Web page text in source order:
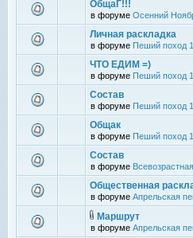
ОбщаГ!!!
в форуме Осенний
Личная раскладка
в форуме Пеший поход
ЧТО ЕДИМ =)
в форуме Пеший поход
Состав
в форуме Пеший поход
Общак
в форуме Пеший поход
Состав
в форуме
Общественная
в форуме Апрельская
Маршрут
в форуме Апрельская